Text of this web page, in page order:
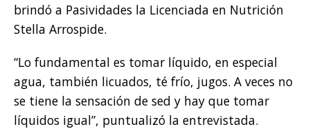
brindó a Pasividades la Licenciada en Nutrición
Stella Arrospide.
“Lo fundamental es tomar líquido, en especial
agua, también licuados, té frío, jugos. A veces no
se tiene la sensación de sed y hay que tomar
líquidos igual”, puntualizó la entrevistada.